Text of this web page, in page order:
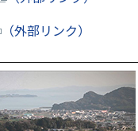
（外部リンク）